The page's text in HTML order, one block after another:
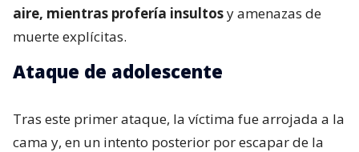
aire, mientras profería insultosy amenazas de
muerte explícitas.
Ataque de adolescente
Tras este primer ataque, la víctima fue arrojada a la
cama y, en un intento posterior por escapar de la